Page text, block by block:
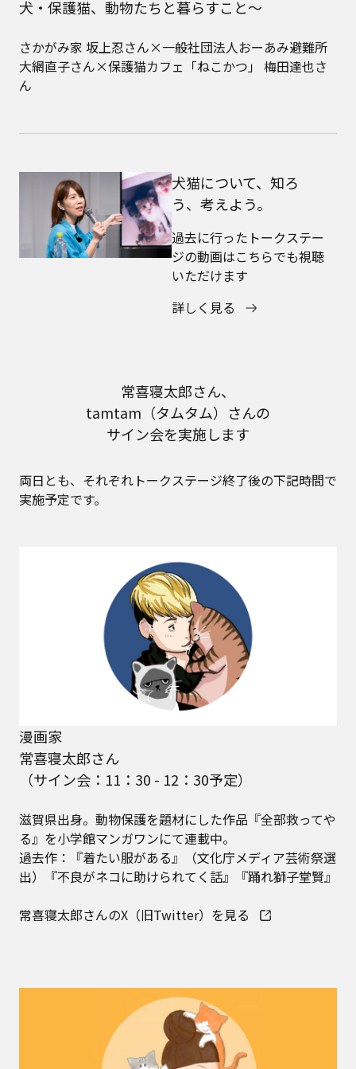
犬・保護猫、動物たちと暮らすこと～
さかがみ家 坂上忍さん×一般社団法人おーあみ避難所
大網直子さん×保護猫カフェ「ねこかつ」 梅田達也さ
ん
犬猫について、知ろ
う、考えよう。
過去に行ったトークステー
ジの動画はこちらでも視聴
いただけます
詳しく見る
常喜寝太郎さん、
tamtam（タムタム）さんの
サイン会を実施します
両日とも、それぞれトークステージ終了後の下記時間で
実施予定です。
漫画家
常喜寝太郎さん
（サイン会：11：30 - 12：30予定）
滋賀県出身。動物保護を題材にした作品『全部救ってや
る』を小学館マンガワンにて連載中。
過去作：『着たい服がある』（文化庁メディア芸術祭選
出）『不良がネコに助けられてく話』『踊れ獅子堂賢』
常喜寝太郎さんのX（旧Twitter）を見る